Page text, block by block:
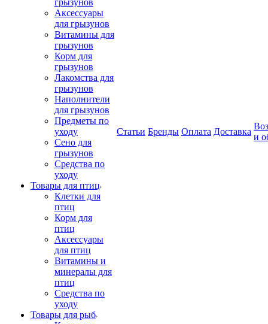
грызунов
Аксессуары
для грызунов
Витамины для
грызунов
Корм для
грызунов
Лакомства для
грызунов
Наполнители
для грызунов
Предметы по
уходу
Сено для
грызунов
Средства по
уходу
Товары для птиц
Клетки для
птиц
Корм для
птиц
Аксессуары
для птиц
Витамины и
минералы для
птиц
Средства по
уходу
Товары для рыб
Статьи Бренды Оплата Доставка
и